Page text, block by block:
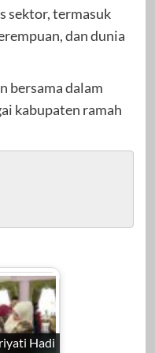
sektor, termasuk
dan dunia
bersama dalam
kabupaten ramah
Hadi